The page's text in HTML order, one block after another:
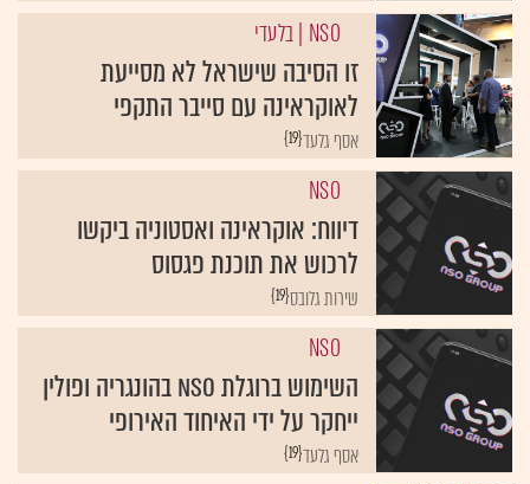
NSO | בלעדי
זו הסיבה שישראל לא מסייעת
לאוקראינה עם סייבר התקפי
{19}אסף גלעד
NSO
דיווח: אוקראינה ואסטוניה ביקשו
לרכוש את תוכנת פגסוס
{19}שירות גלובס
NSO
השימוש ברוגלת NSO בהונגריה ופולין
ייחקר על ידי האיחוד האירופי
{19}אסף גלעד